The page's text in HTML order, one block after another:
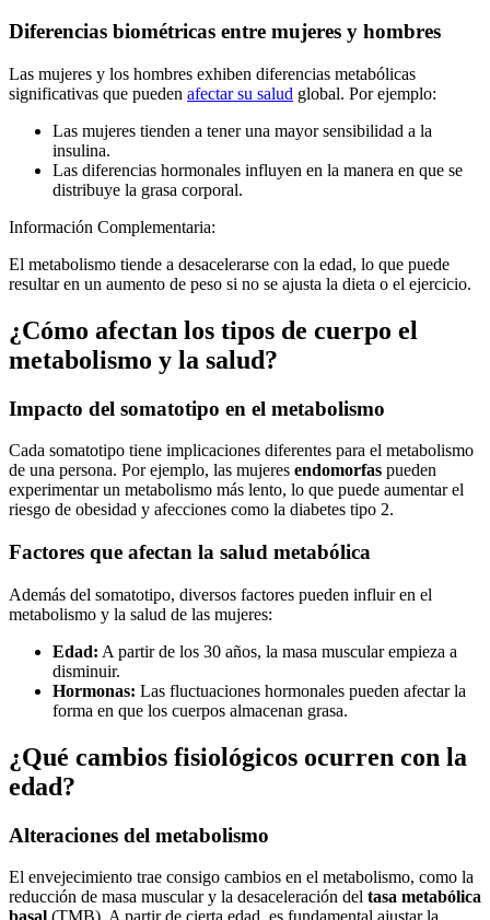
Diferencias biométricas entre mujeres y hombres
Las mujeres y los hombres exhiben diferencias metabólicas
significativas que pueden afectar su salud global. Por ejemplo:
Las mujeres tienden a tener una mayor sensibilidad a la
insulina.
Las diferencias hormonales influyen en la manera en que se
distribuye la grasa corporal.
Información Complementaria:
El metabolismo tiende a desacelerarse con la edad, lo que puede
resultar en un aumento de peso si no se ajusta la dieta o el ejercicio.
¿Cómo afectan los tipos de cuerpo el
metabolismo y la salud?
Impacto del somatotipo en el metabolismo
Cada somatotipo tiene implicaciones diferentes para el metabolismo
de una persona. Por ejemplo, las mujeres endomorfas pueden
experimentar un metabolismo más lento, lo que puede aumentar el
riesgo de obesidad y afecciones como la diabetes tipo 2.
Factores que afectan la salud metabólica
Además del somatotipo, diversos factores pueden influir en el
metabolismo y la salud de las mujeres:
Edad: A partir de los 30 años, la masa muscular empieza a
disminuir.
Hormonas: Las fluctuaciones hormonales pueden afectar la
forma en que los cuerpos almacenan grasa.
¿Qué cambios fisiológicos ocurren con la
edad?
Alteraciones del metabolismo
El envejecimiento trae consigo cambios en el metabolismo, como la
reducción de masa muscular y la desaceleración del tasa metabólica